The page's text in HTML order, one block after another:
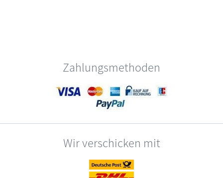
Zahlungsmethoden
Wir verschicken mit